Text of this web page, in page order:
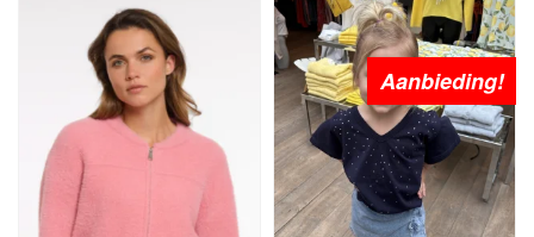
Aanbieding!